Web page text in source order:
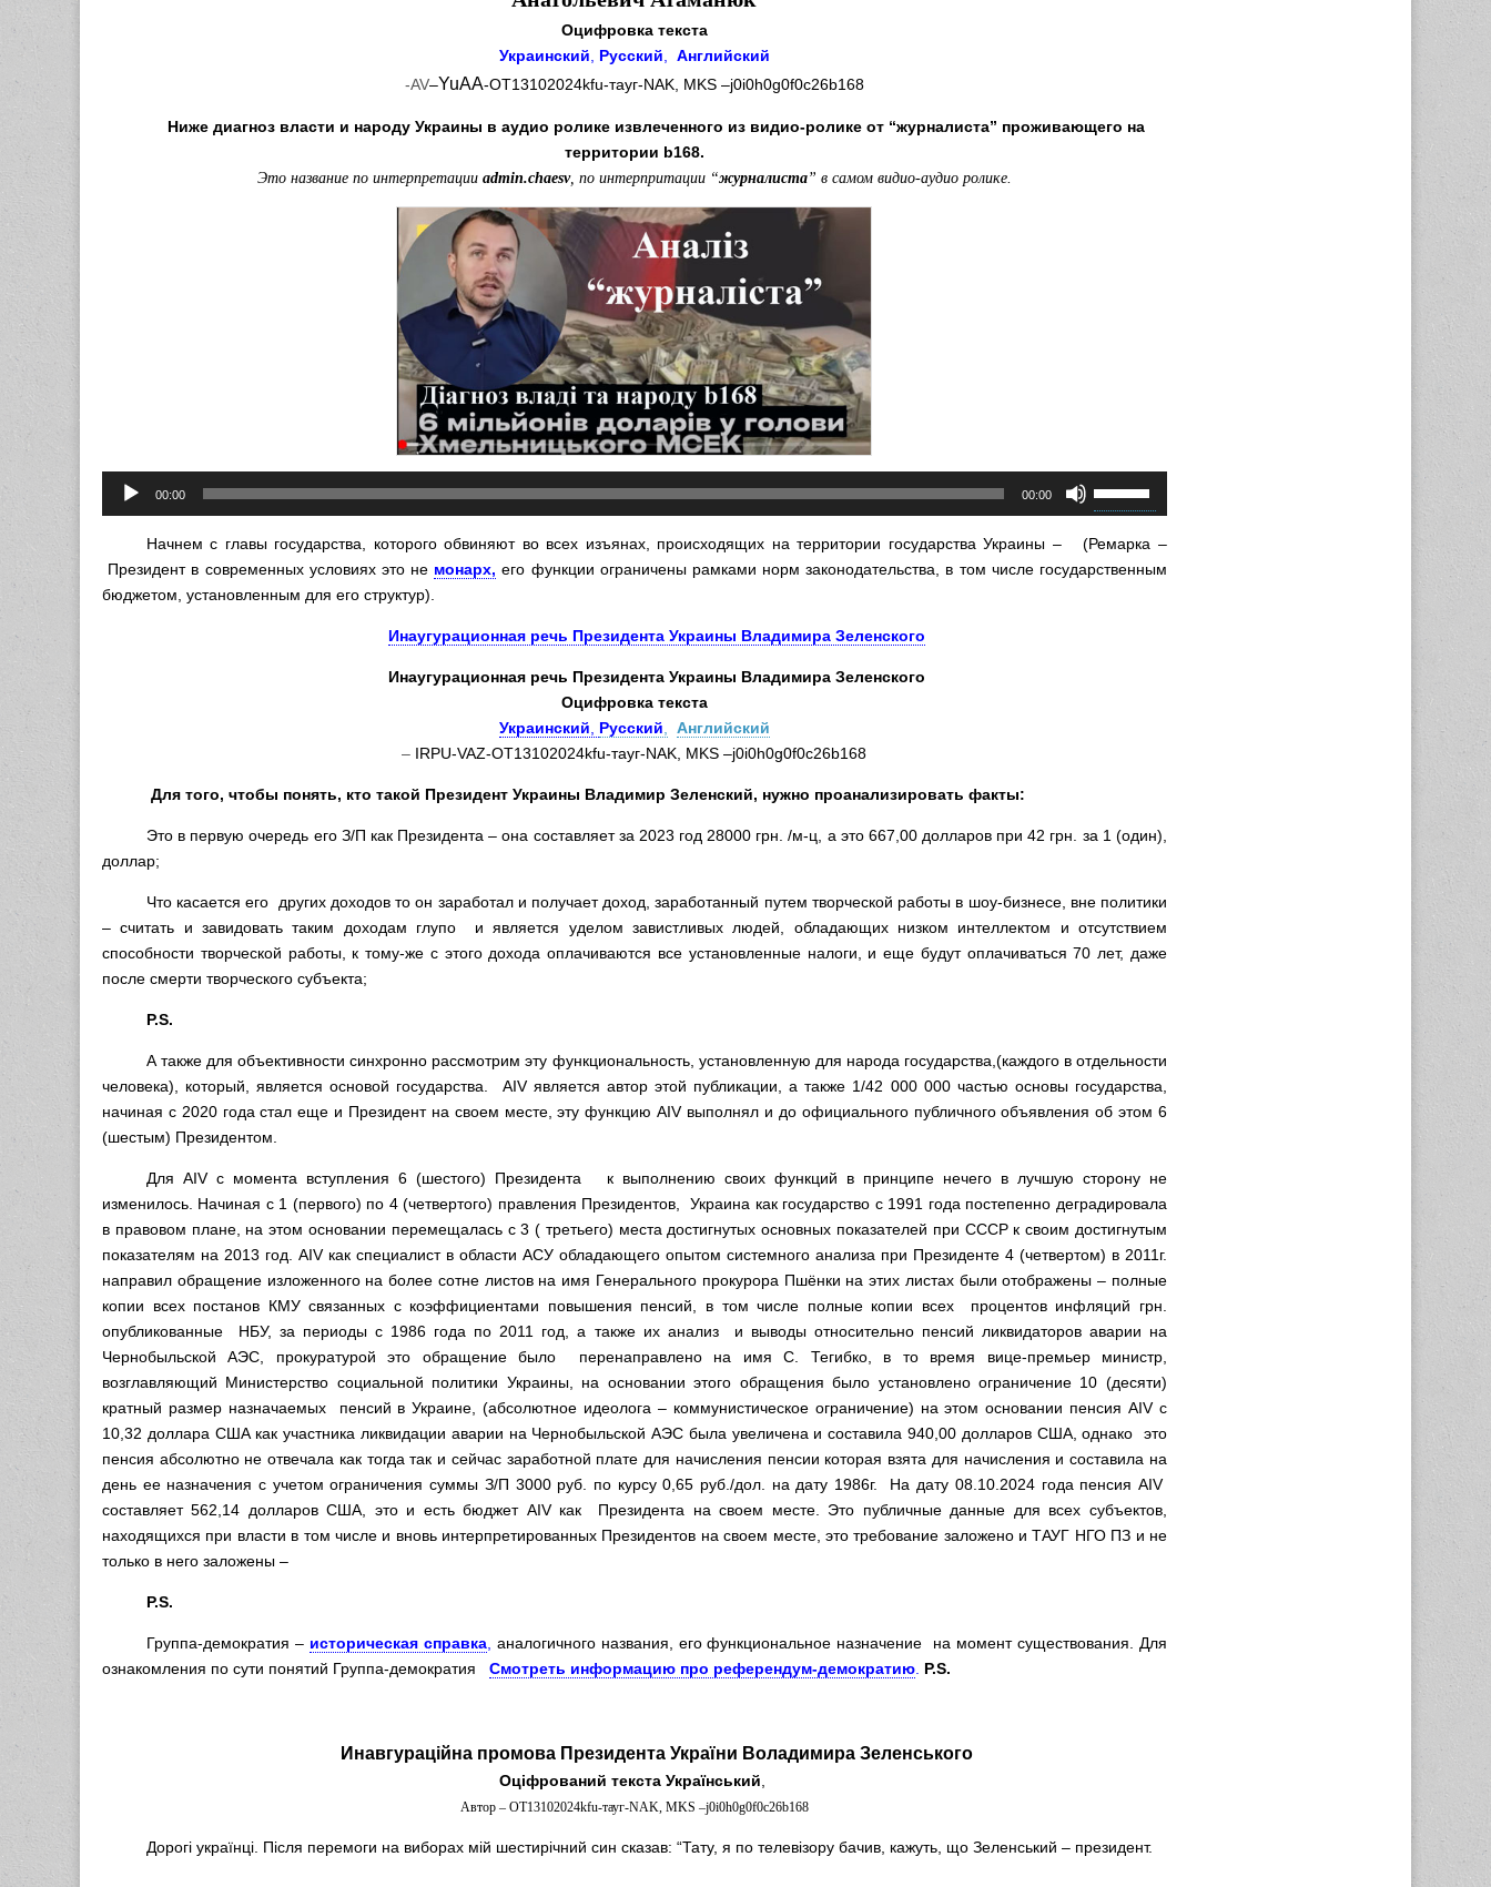
Оцифровка текста
Украинский
Русский
Английский
-AV–YuAA-OT13102024kfu-тауг-NAK, MKS –j0i0h0g0f0c26b168
Ниже диагноз власти и народу Украины в аудио ролике извлеченного из видио-ролике от “журналиста” проживающего на
территории b168.
Это название по интерпретации admin.chaesv, по интерпритации “журналиста” в самом видио-аудио ролике.
Аудиоплеер
00:00 00:00
клавиши
Начнем с главы государства, которого обвиняют во всех изъянах, происходящих на территории государства Украины – (Ремарка –
Президент в современных условиях это не монарх, его функции ограничены рамками норм законодательства, в том числе государственным
бюджетом, установленным для его структур).
Инаугурационная речь Президента Украины Владимира Зеленского
Инаугурационная речь Президента Украины Владимира Зеленского
Оцифровка текста
Украинский
Русский
Английский
– IRPU-VAZ-OT13102024kfu-тауг-NAK, MKS –j0i0h0g0f0c26b168
Для того, чтобы понять, кто такой Президент Украины Владимир Зеленский, нужно проанализировать факты:
Это в первую очередь его З/П как Президента – она составляет за 2023 год 28000 грн. /м-ц, а это 667,00 долларов при 42 грн. за 1 (один),
доллар;
Что касается его других доходов то он заработал и получает доход, заработанный путем творческой работы в шоу-бизнесе, вне политики
– считать и завидовать таким доходам глупо и является уделом завистливых людей, обладающих низком интеллектом и отсутствием
способности творческой работы, к тому-же с этого дохода оплачиваются все установленные налоги, и еще будут оплачиваться 70 лет, даже
после смерти творческого субъекта;
P.S.
А также для объективности синхронно рассмотрим эту функциональность, установленную для народа государства,(каждого в отдельности
человека), который, является основой государства. AIV является автор этой публикации, а также 1/42 000 000 частью основы государства,
начиная с 2020 года стал еще и Президент на своем месте, эту функцию AIV выполнял и до официального публичного объявления об этом 6
(шестым) Президентом.
Для AIV с момента вступления 6 (шестого) Президента к выполнению своих функций в принципе нечего в лучшую сторону не
изменилось. Начиная с 1 (первого) по 4 (четвертого) правления Президентов, Украина как государство с 1991 года постепенно деградировала
в правовом плане, на этом основании перемещалась с 3 ( третьего) места достигнутых основных показателей при СССР к своим достигнутым
показателям на 2013 год. AIV как специалист в области АСУ обладающего опытом системного анализа при Президенте 4 (четвертом) в 2011г.
направил обращение изложенного на более сотне листов на имя Генерального прокурора Пшёнки на этих листах были отображены – полные
копии всех постанов КМУ связанных с коэффициентами повышения пенсий, в том числе полные копии всех процентов инфляций грн.
опубликованные НБУ, за периоды с 1986 года по 2011 год, а также их анализ и выводы относительно пенсий ликвидаторов аварии на
Чернобыльской АЭС, прокуратурой это обращение было перенаправлено на имя С. Тегибко, в то время вице-премьер министр,
возглавляющий Министерство социальной политики Украины, на основании этого обращения было установлено ограничение 10 (десяти)
кратный размер назначаемых пенсий в Украине, (абсолютное идеолога – коммунистическое ограничение) на этом основании пенсия AIV с
10,32 доллара США как участника ликвидации аварии на Чернобыльской АЭС была увеличена и составила 940,00 долларов США, однако это
пенсия абсолютно не отвечала как тогда так и сейчас заработной плате для начисления пенсии которая взята для начисления и составила на
день ее назначения с учетом ограничения суммы З/П 3000 руб. по курсу 0,65 руб./дол. на дату 1986г. На дату 08.10.2024 года пенсия AIV
составляет 562,14 долларов США, это и есть бюджет AIV как Президента на своем месте. Это публичные данные для всех субъектов,
находящихся при власти в том числе и вновь интерпретированных Президентов на своем месте, это требование заложено и ТАУГ НГО ПЗ и не
только в него заложены –
P.S.
Группа-демократия – историческая справка, аналогичного названия, его функциональное назначение на момент существования. Для
ознакомления по сути понятий Группа-демократия Смотреть информацию про референдум-демократию P.S.
Инавгураційна промова Президента України Воладимира Зеленського
Оціфрований текста Український
Автор – OT13102024kfu-тауг-NAK, MKS –j0i0h0g0f0c26b168
Дорогі українці. Після перемоги на виборах мій шестирічний син сказав: “Тату, я по телевізору бачив, кажуть, що Зеленський – президент.